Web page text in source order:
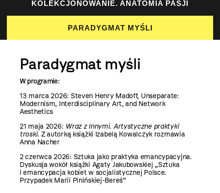
KOLEKCJONOWANIE. ANATOMIA PASJI
PARADYGMAT MYŚLI
Paradygmat myśli
W programie:
13 marca 2026: Steven Henry Madoff, Unseparate:
Modernism, Interdisciplinary Art, and Network
Aesthetics
21 maja 2026: Wraz z Innymi. Artystyczne praktyki
troski. Z autorką książki Izabelą Kowalczyk rozmawia
Anna Nacher
2 czerwca 2026: Sztuka jako praktyka emancypacyjna.
Dyskusja wokół książki Agaty Jakubowskiej „Sztuka
i emancypacja kobiet w socjalistycznej Polsce.
Przypadek Marii Pinińskiej-Bereś”